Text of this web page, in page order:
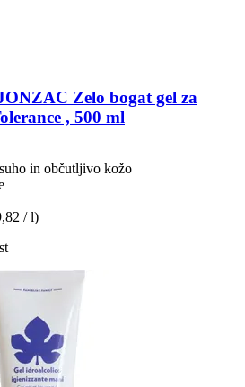
Zelo bogat gel za
, 500 ml
in občutljivo kožo
/ l)